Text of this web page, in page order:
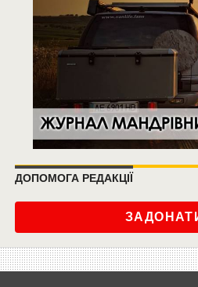
ДОПОМОГА РЕДАКЦІЇ